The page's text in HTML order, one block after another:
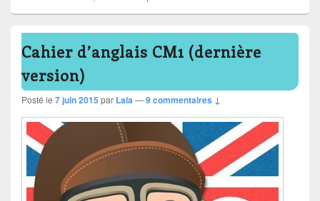
Cahier d’anglais CM1 (dernière
version)
Posté le 7 juin 2015 par Lala—9 commentaires ↓